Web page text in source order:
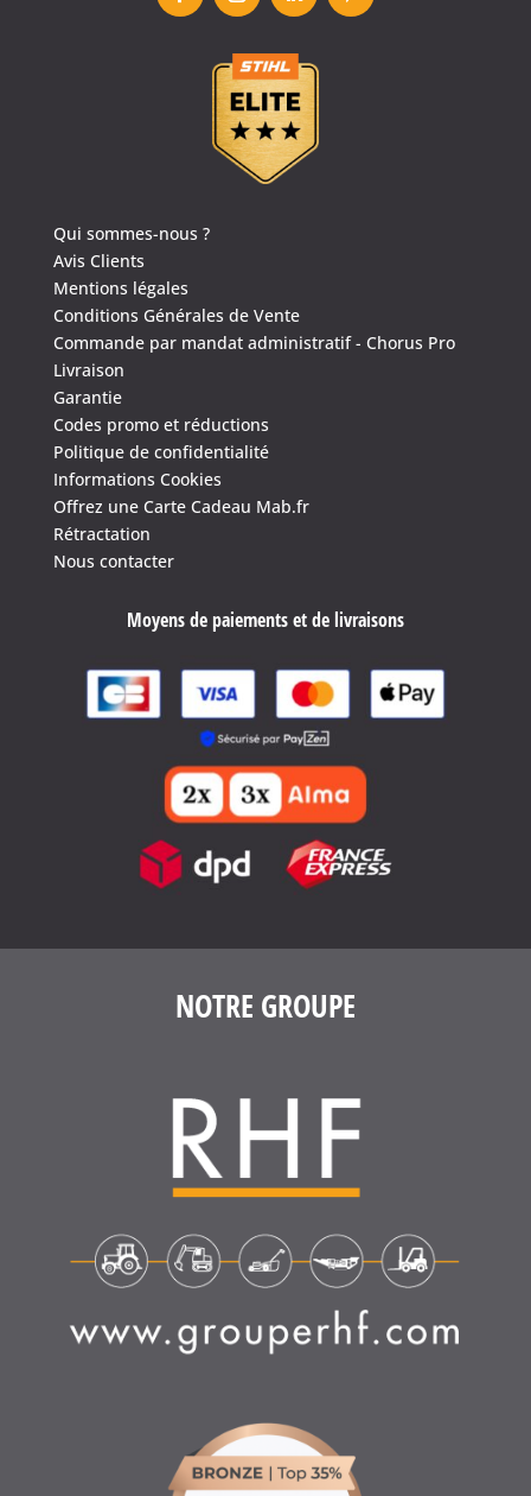
Qui sommes-nous ?
Avis Clients
Mentions légales
Conditions Générales de Vente
Commande par mandat administratif - Chorus Pro
Livraison
Garantie
Codes promo et réductions
Politique de confidentialité
Informations Cookies
Offrez une Carte Cadeau Mab.fr
Rétractation
Nous contacter
Moyens de paiements et de livraisons
NOTRE GROUPE